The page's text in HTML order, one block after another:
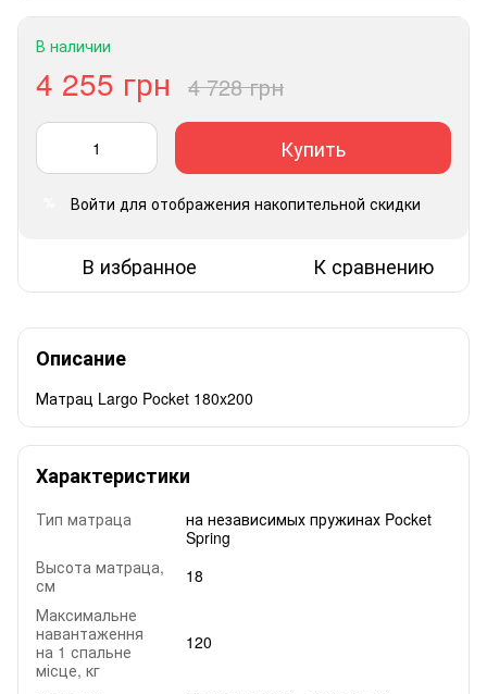
В наличии
4 255 грн 4 728 грн
Купить
Войти для отображения накопительной скидки
В избранное К сравнению
Описание
Матрац Largo Pocket 180x200
Характеристики
Тип матраца
на независимых пружинах Pocket
Spring
Высота матраца,
см
18
Максимальне
навантаження
на 1 спальне
місце, кг
120